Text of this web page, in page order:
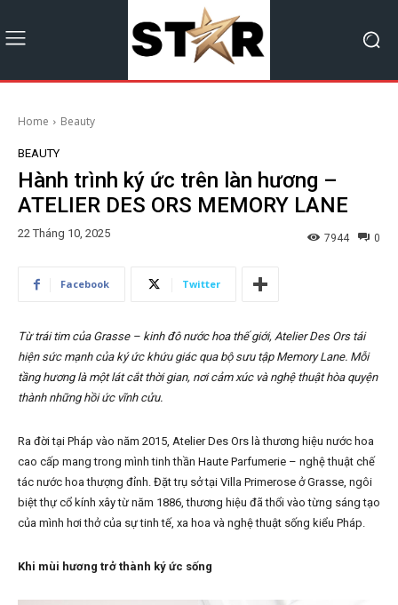
Home Beauty
BEAUTY
Hành trình ký ức trên làn hương –
ATELIER DES ORS MEMORY LANE
22 Tháng 10, 2025 0
7944
Facebook Twitter
Từ trái tim của Grasse – kinh đô nước hoa thế giới, Atelier Des Ors tái
hiện sức mạnh của ký ức khứu giác qua bộ sưu tập Memory Lane. Mỗi
tầng hương là một lát cắt thời gian, nơi cảm xúc và nghệ thuật hòa quyện
thành những hồi ức vĩnh cửu.
Ra đời tại Pháp vào năm 2015, Atelier Des Ors là thương hiệu nước hoa
cao cấp mang trong mình tinh thần Haute Parfumerie – nghệ thuật chế
tác nước hoa thượng đỉnh. Đặt trụ sở tại Villa Primerose ở Grasse, ngôi
biệt thự cổ kính xây từ năm 1886, thương hiệu đã thổi vào từng sáng tạo
của mình hơi thở của sự tinh tế, xa hoa và nghệ thuật sống kiểu Pháp.
Khi mùi hương trở thành ký ức sống